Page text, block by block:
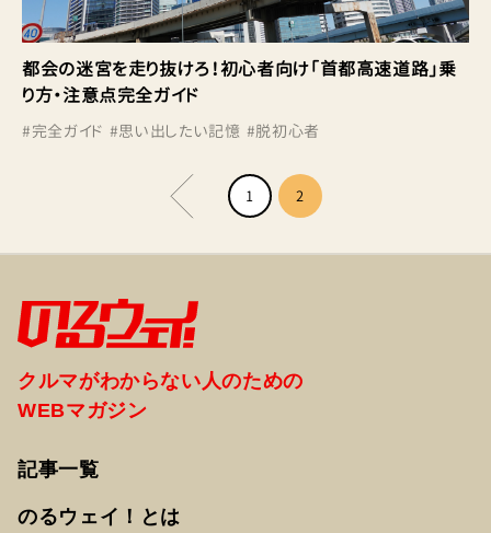
都会の迷宮を走り抜けろ！初心者向け「首都高速道路」乗
り方・注意点完全ガイド
#完全ガイド #思い出したい記憶 #脱初心者
1 2
クルマがわからない人のための
WEBマガジン
記事一覧
のるウェイ！とは